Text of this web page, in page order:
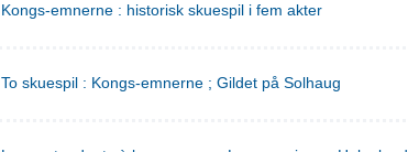
Kongs-emnerne : historisk skuespil i fem akter
To skuespil : Kongs-emnerne ; Gildet på Solhaug